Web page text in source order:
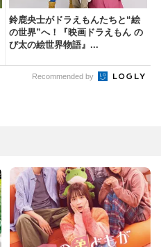
鈴鹿央士がドラえもんたちと“絵
の世界”へ！『映画ドラえもん の
び太の絵世界物語』...
Recommended by